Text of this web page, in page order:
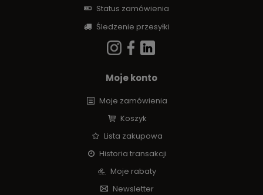
Status zamówienia
Śledzenie przesyłki
Moje konto
Moje zamówienia
Koszyk
Lista zakupowa
Historia transakcji
Moje rabaty
Newsletter